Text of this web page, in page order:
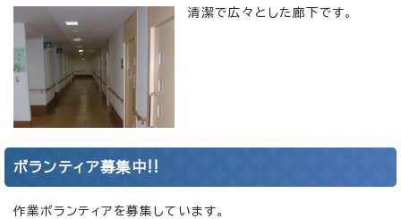
清潔で広々とした廊下です。
ボランティア募集中!!
作業ボランティアを募集しています。